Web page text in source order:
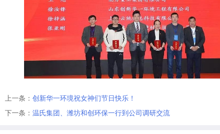
上一条： 创新华一环境祝女神们节日快乐！
下一条： 温氏集团、潍坊和创环保一行到公司调研交流